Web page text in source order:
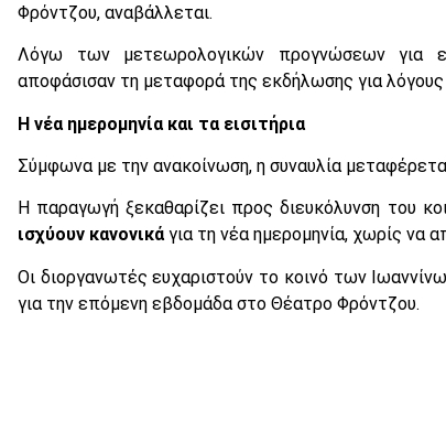
Φρόντζου, αναβάλλεται.
Λόγω των μετεωρολογικών προγνώσεων για
αποφάσισαν τη μεταφορά της εκδήλωσης για
Η νέα ημερομηνία και τα εισιτήρια
Σύμφωνα με την ανακοίνωση, η συναυλία
Η παραγωγή ξεκαθαρίζει προς διευκόλυνση του
ισχύουν κανονικάγια τη νέα ημερομηνία, χωρίς να
Οι διοργανωτές ευχαριστούν το κοινό των
για την επόμενη εβδομάδα στο Θέατρο Φρόντζου.